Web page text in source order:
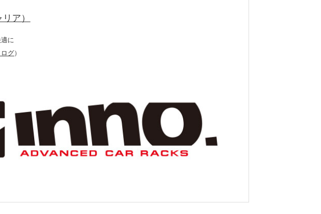
ア）
に
グ）